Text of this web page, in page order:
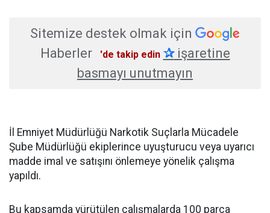
Sitemize destek olmak için
Haberler
'de takip edin ✰işaretine
basmayı unutmayın
İl Emniyet Müdürlüğü Narkotik Suçlarla Mücadele
Şube Müdürlüğü ekiplerince uyuşturucu veya uyarıcı
madde imal ve satışını önlemeye yönelik çalışma
yapıldı.
Bu kapsamda yürütülen çalışmalarda 100 parça